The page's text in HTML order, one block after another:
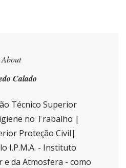
About
Calado
Técnico Superior
no Trabalho |
Proteção Civil|
I.P.M.A. - Instituto
da Atmosfera - como